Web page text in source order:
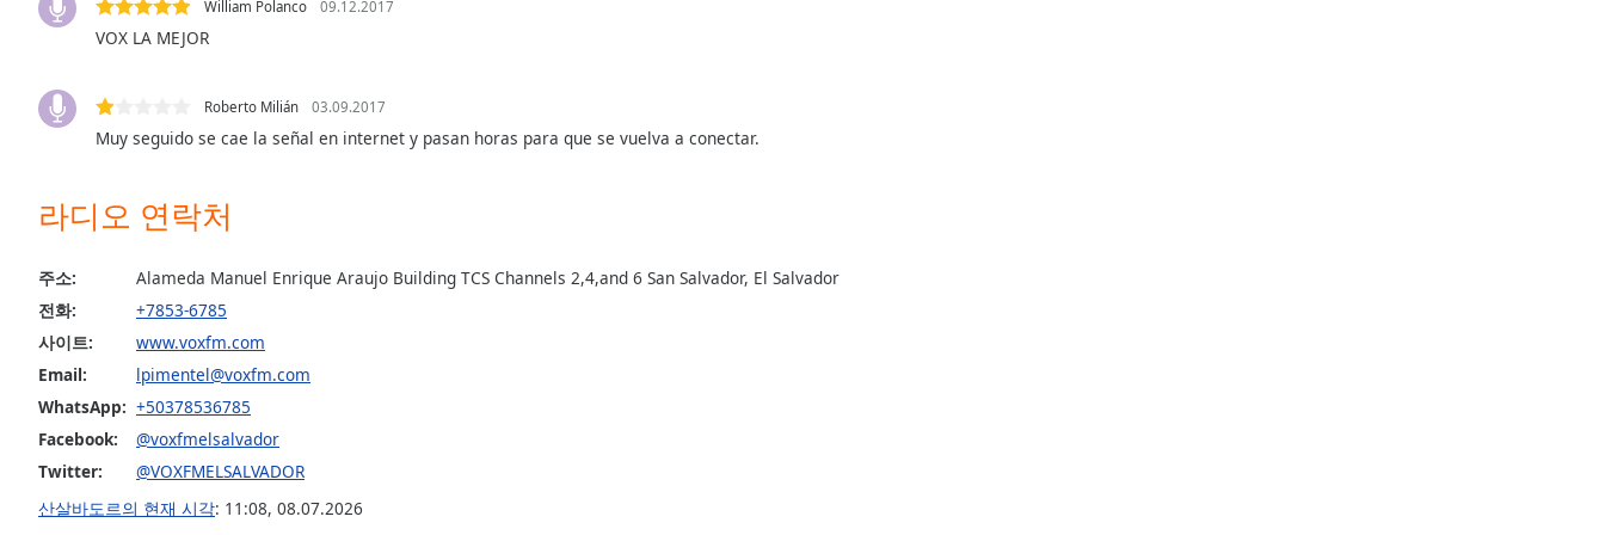
Audio
Track
in-
Picture
window.
Beginning
dialog
window.
Escape
cancel
William Polanco 09.12.2017
VOX LA MEJOR
Roberto Milián 03.09.2017
Muy seguido se cae la señal en internet y pasan horas para que se vuelva a conectar.
라디오 연락처
주소:
Alameda Manuel Enrique Araujo Building TCS Channels 2,4,and 6 San Salvador, El Salvador
전화:
+7853-6785
사이트:
www.voxfm.com
Email:
lpimentel@voxfm.com
WhatsApp: +50378536785
Facebook:
@voxfmelsalvador
Twitter:
@VOXFMELSALVADOR
산살바도르의 현재 시각: 11:08, 08.07.2026